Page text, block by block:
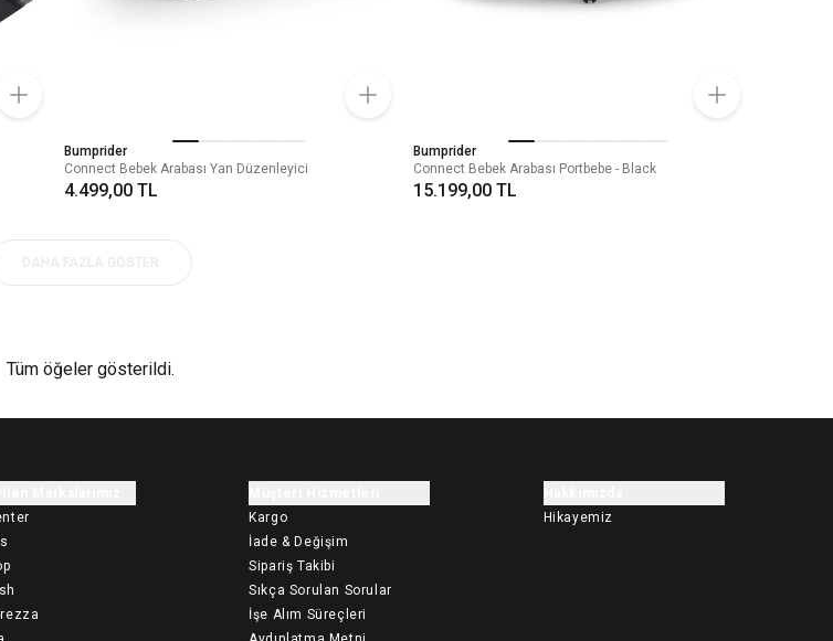
Bumprider
Connect Bebek Arabası Yan Düzenleyici
4.499,00 TL
Bumprider
Connect Bebek Arabası Portbebe - Black
15.199,00 TL
Tüm öğeler gösterildi.
Kargo
İade & Değişim
Sipariş Takibi
Sıkça Sorulan Sorular
İşe Alım Süreçleri
Hikayemiz